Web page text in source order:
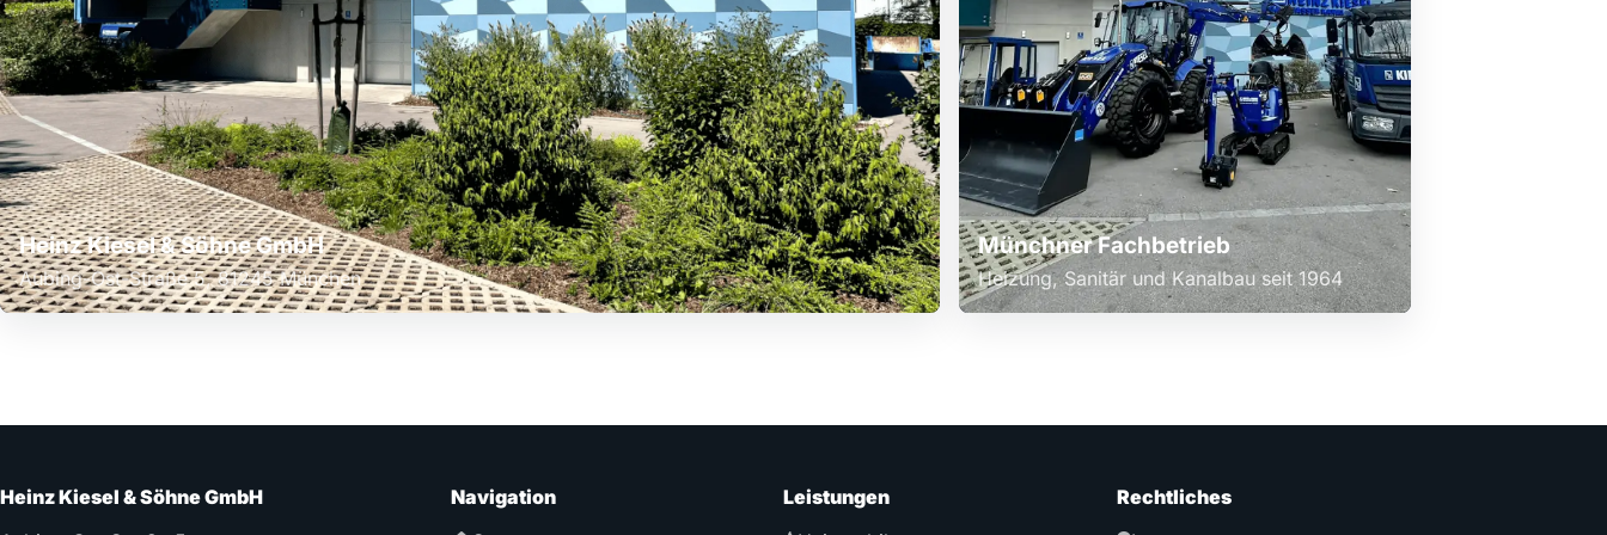
Heinz Kiesel & Söhne GmbH
Aubing-Ost-Straße 5, 81245 München
Münchner Fachbetrieb
Heizung, Sanitär und Kanalbau seit 1964
Heinz Kiesel & Söhne GmbH
Navigation
Leistungen
Rechtliches